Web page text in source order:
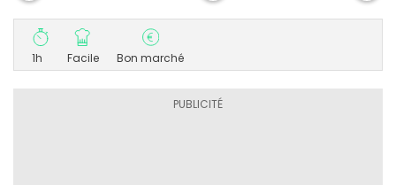
1h Facile Bon marché